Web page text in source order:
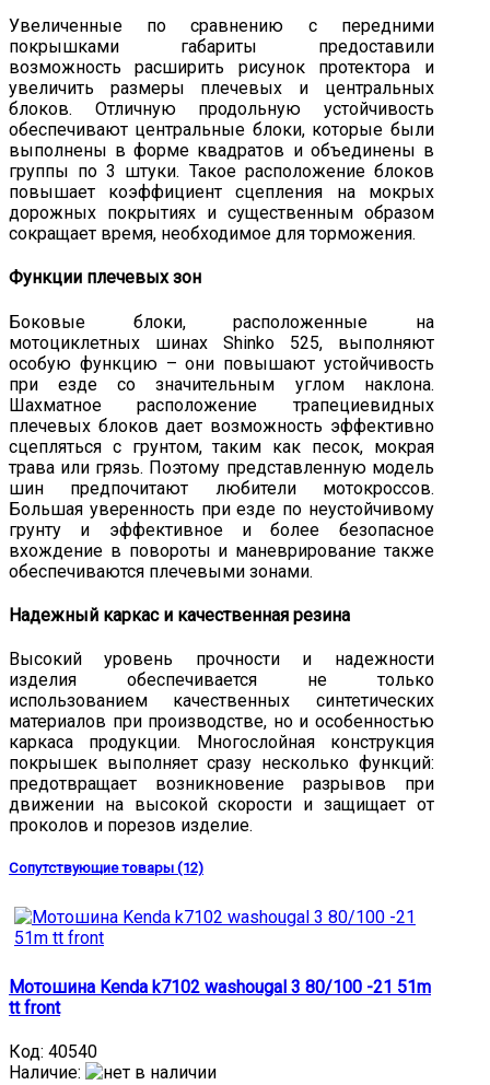
Увеличенные по сравнению с передними
покрышками габариты предоставили
возможность расширить рисунок протектора и
увеличить размеры плечевых и центральных
блоков. Отличную продольную устойчивость
обеспечивают центральные блоки, которые были
выполнены в форме квадратов и объединены в
группы по 3 штуки. Такое расположение блоков
повышает коэффициент сцепления на мокрых
дорожных покрытиях и существенным образом
сокращает время, необходимое для торможения.
Функции плечевых зон
Боковые блоки, расположенные на
мотоциклетных шинах Shinko 525, выполняют
особую функцию – они повышают устойчивость
при езде со значительным углом наклона.
Шахматное расположение трапециевидных
плечевых блоков дает возможность эффективно
сцепляться с грунтом, таким как песок, мокрая
трава или грязь. Поэтому представленную модель
шин предпочитают любители мотокроссов.
Большая уверенность при езде по неустойчивому
грунту и эффективное и более безопасное
вхождение в повороты и маневрирование также
обеспечиваются плечевыми зонами.
Надежный каркас и качественная резина
Высокий уровень прочности и надежности
изделия обеспечивается не только
использованием качественных синтетических
материалов при производстве, но и особенностью
каркаса продукции. Многослойная конструкция
покрышек выполняет сразу несколько функций:
предотвращает возникновение разрывов при
движении на высокой скорости и защищает от
проколов и порезов изделие.
Сопутствующие товары (12)
Мотошина Kenda k7102 washougal 3 80/100 -21 51m
tt front
Код: 40540
Наличие: